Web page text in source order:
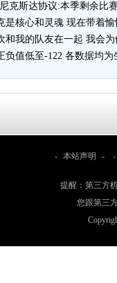
克斯达协议:本季剩余比
是核心和灵魂 现在带着
和我的队友在一起 我会为
负值低至-122 各数据均为
- 本站声明 - -
提醒：第三方
您跟第三